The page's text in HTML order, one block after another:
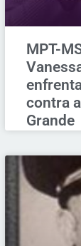
MPT-
contra
Grande